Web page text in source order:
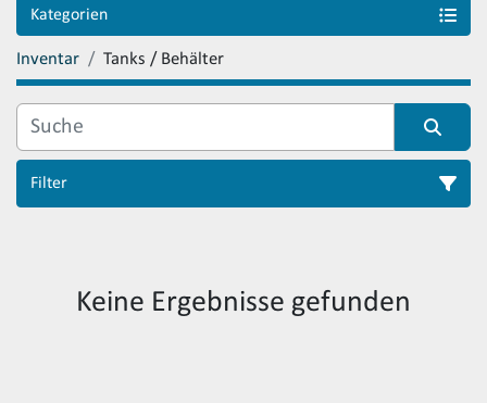
Kategorien
Inventar Tanks / Behälter
Filter
Keine Ergebnisse gefunden